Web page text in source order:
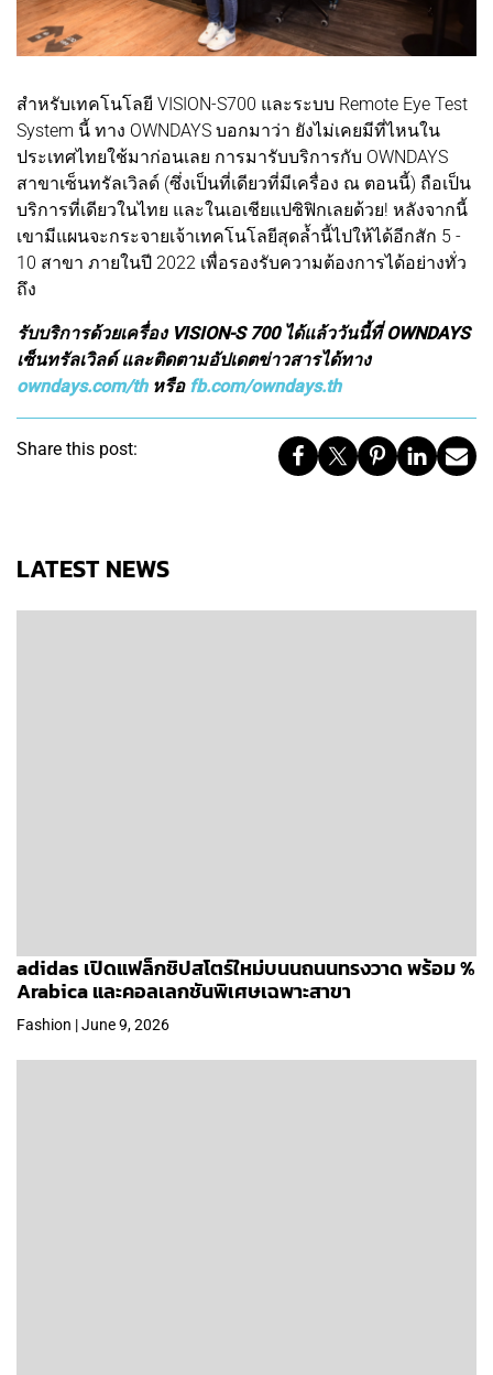
สำหรับเทคโนโลยี VISION-S700 และระบบ Remote Eye Test
System นี้ ทาง OWNDAYS บอกมาว่า ยังไม่เคยมีที่ไหนใน
ประเทศไทยใช้มาก่อนเลย การมารับบริการกับ OWNDAYS
สาขาเซ็นทรัลเวิลด์ (ซึ่งเป็นที่เดียวที่มีเครื่อง ณ ตอนนี้) ถือเป็น
บริการที่เดียวในไทย และในเอเชียแปซิฟิกเลยด้วย! หลังจากนี้
เขามีแผนจะกระจายเจ้าเทคโนโลยีสุดล้ำนี้ไปให้ได้อีกสัก 5 -
10 สาขา ภายในปี 2022 เพื่อรองรับความต้องการได้อย่างทั่ว
ถึง
รับบริการด้วยเครื่อง VISION-S 700 ได้แล้ววันนี้ที่ OWNDAYS
เซ็นทรัลเวิลด์ และติดตามอัปเดตข่าวสารได้ทาง
owndays.com/thหรือ fb.com/owndays.th
Share this post:
LATEST NEWS
adidas เปิดแฟล็กชิปสโตร์ใหม่บนนถนนทรงวาด พร้อม %
Arabica และคอลเลกชันพิเศษเฉพาะสาขา
Fashion | June 9, 2026